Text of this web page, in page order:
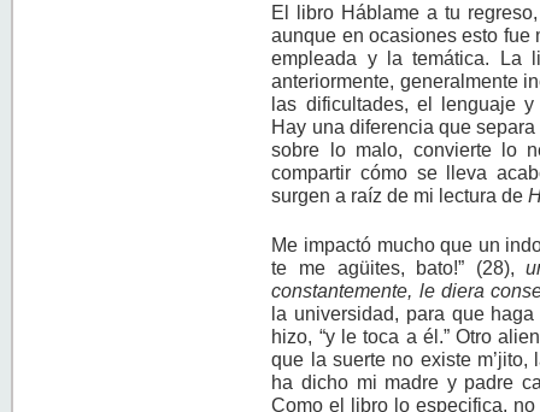
El libro Háblame a tu
aunque en ocasiones esto fue
empleada y la temática. La
anteriormente, generalmente
las dificultades, el lenguaje
Hay una diferencia que
sobre lo malo, convierte lo
compartir cómo se lleva
surgen a raíz de mi lectura de
Me impactó mucho que un
te me agüites, bato!” (28),
constantemente, le diera
la universidad, para que
hizo, “y le toca a él.” Otro
que la suerte no existe
ha dicho mi madre y padre
Como el libro lo especifica,